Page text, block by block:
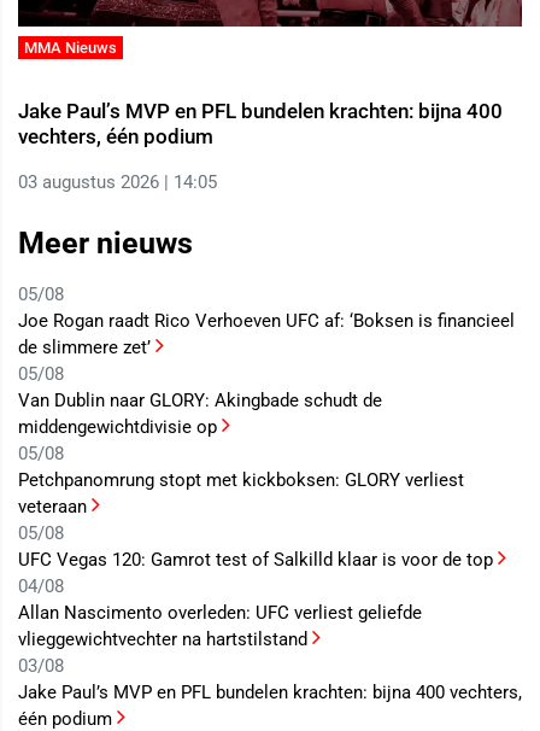
MMA Nieuws
Jake Paul’s MVP en PFL bundelen krachten: bijna 400
vechters, één podium
03 augustus 2026 | 14:05
Meer nieuws
05/08
Joe Rogan raadt Rico Verhoeven UFC af: ‘Boksen is financieel
de slimmere zet’
05/08
Van Dublin naar GLORY: Akingbade schudt de
middengewichtdivisie op
05/08
Petchpanomrung stopt met kickboksen: GLORY verliest
veteraan
05/08
UFC Vegas 120: Gamrot test of Salkilld klaar is voor de top
04/08
Allan Nascimento overleden: UFC verliest geliefde
vlieggewichtvechter na hartstilstand
03/08
Jake Paul’s MVP en PFL bundelen krachten: bijna 400 vechters,
één podium